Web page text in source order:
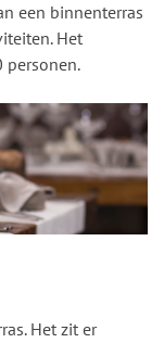
een binnenterras
Het
personen.
Het zit er